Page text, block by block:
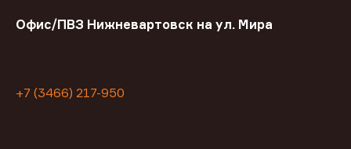
Офис/ПВЗ Нижневартовск на ул. Мира
+7 (3466) 217-950